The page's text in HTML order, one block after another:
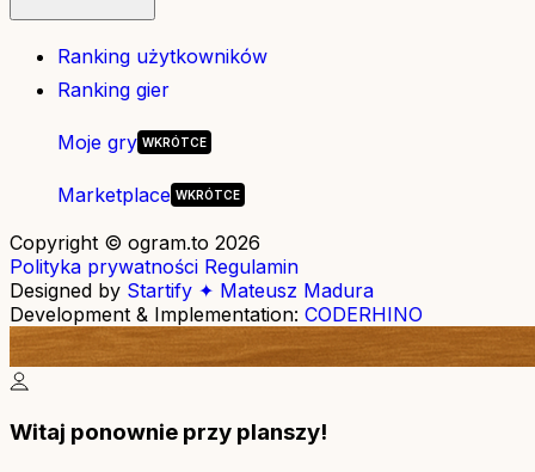
Ranking użytkowników
Ranking gier
Moje gry
Marketplace
Copyright © ogram.to 2026
Polityka prywatności Regulamin
Designed by Startify ✦ Mateusz Madura
Development & Implementation: CODERHINO
Witaj ponownie przy planszy!